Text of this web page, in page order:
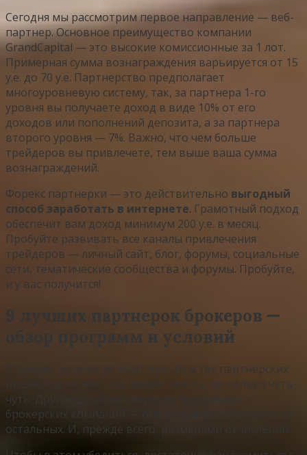
Сегодня мы рассмотрим первое направление — веб-
партнер. Основное преимущество компании
GrandCapital — это высокие комиссионные за 1 лот.
Примерная сумма вознаграждения варьируется от 15
у.е. до 70 у.е. Партнерство предполагает
многоуровневую систему, так, за партнера 1-го
уровня вы получаете доход в виде 10% от его
доходов или пополнений депозита, а за партнера
второго уровня — 7%. Важно, что чем больше
трейдеров вы привлечете, тем выше ваша сумма
вознаграждений.
Форекс партнерки — это действительно выгодный
способ заработать в интернете. Грамотный подход
обеспечит вам доход минимум 200 у.е. в месяц.
Пробуйте развивать все каналы привлечения
трейдеров — личный сайт, блог, форумы, социальные
сети, тематические сообщества и форумы. Пробуйте,
и у вас получится!
9 лучших партнерок брокеров —
обзор программ и условий
Странно, но многие ищут деньги в тех партнерских
нишах, где их нет… Ну, может, и есть, но только чуть-
чуть. Другое дело партнерские программы
брокерских компаний — они выгодно отличаются от
остальных. И, прежде всего, размерами отчислений.